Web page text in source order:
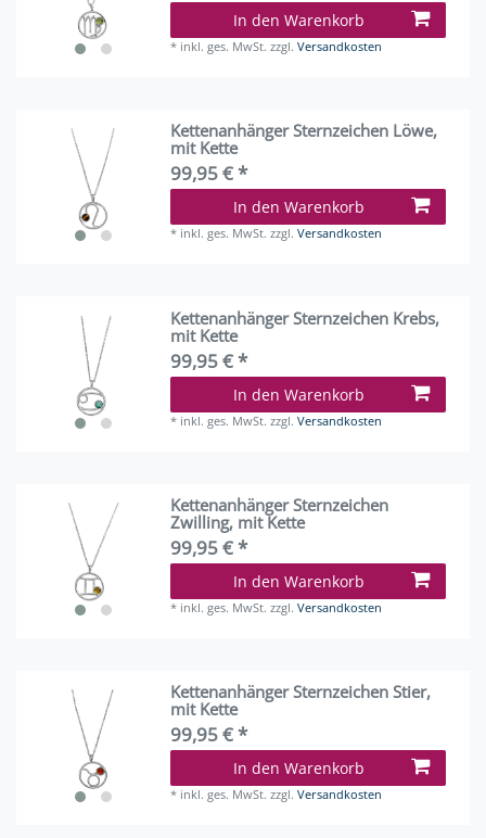
In den Warenkorb
* inkl. ges. MwSt. zzgl.Versandkosten
Kettenanhänger Sternzeichen Löwe,
mit Kette
99,95 € *
In den Warenkorb
* inkl. ges. MwSt. zzgl.Versandkosten
Kettenanhänger Sternzeichen Krebs,
mit Kette
99,95 € *
In den Warenkorb
* inkl. ges. MwSt. zzgl.Versandkosten
Kettenanhänger Sternzeichen
Zwilling, mit Kette
99,95 € *
In den Warenkorb
* inkl. ges. MwSt. zzgl.Versandkosten
Kettenanhänger Sternzeichen Stier,
mit Kette
99,95 € *
In den Warenkorb
* inkl. ges. MwSt. zzgl.Versandkosten